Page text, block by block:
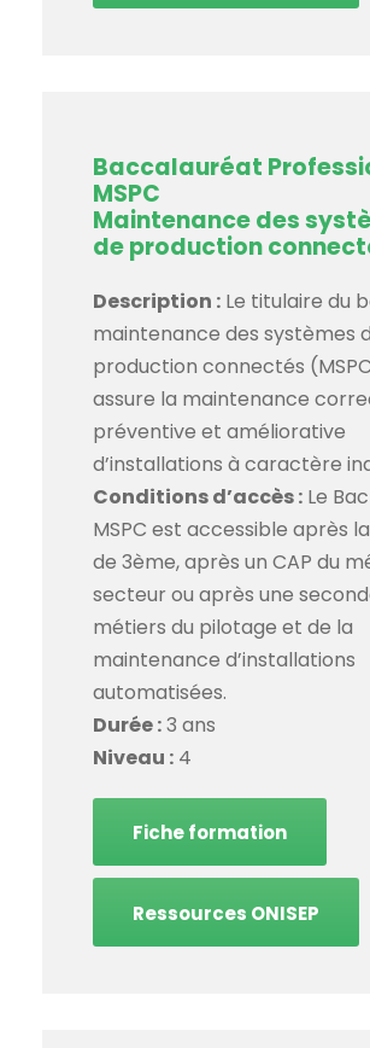
Baccalauréat
MSPC
Maintenance des
de production
Description : Le titulaire du
maintenance des systèmes
production connectés
assure la maintenance
préventive et améliorative
d’installations à caractère
Conditions d’accès : Le
MSPC est accessible après
de 3ème, après un CAP du
secteur ou après une
métiers du pilotage et de la
maintenance d’installations
automatisées.
Durée :3 ans
Niveau : 4
Fiche formation
Ressources ONISEP